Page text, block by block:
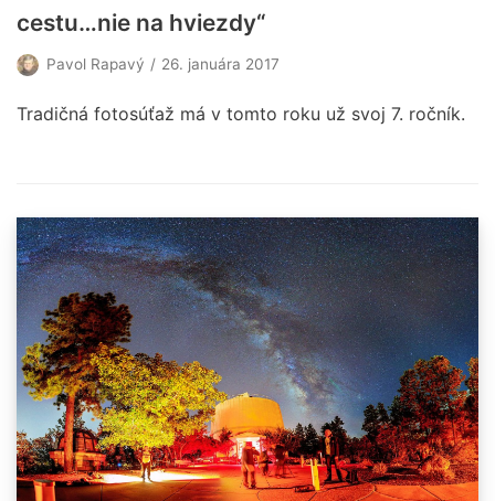
cestu…nie na hviezdy“
Pavol Rapavý 26. januára 2017
Tradičná fotosúťaž má v tomto roku už svoj 7. ročník.